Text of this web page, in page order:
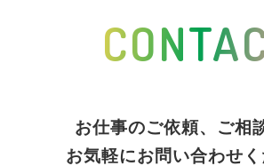
お仕事のご依頼、ご相
お気軽にお問い合わせく